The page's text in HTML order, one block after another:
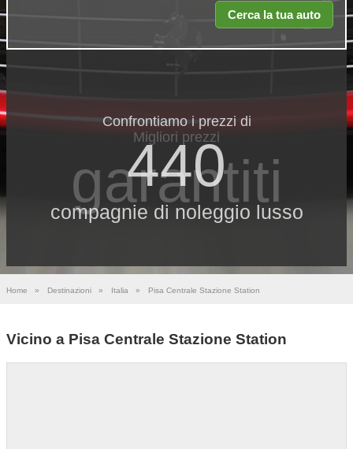
Confrontiamo i prezzi di
440
compagnie di noleggio lusso
Migliori prezzi
garantiti
Home » Destinazioni » Italia » Pisa Centrale Stazione Station
Vicino a Pisa Centrale Stazione Station